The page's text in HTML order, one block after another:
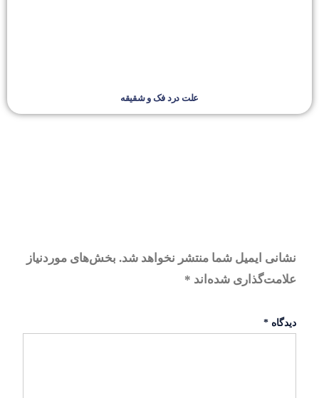
علت درد فک و شقیقه
نشانی ایمیل شما منتشر نخواهد شد. بخش‌های موردنیاز
علامت‌گذاری شده‌اند *
دیدگاه *